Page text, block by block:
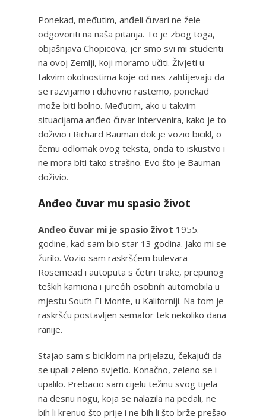
Ponekad, međutim, anđeli čuvari ne žele
odgovoriti na naša pitanja. To je zbog toga,
objašnjava Chopicova, jer smo svi mi studenti
na ovoj Zemlji, koji moramo učiti. Živjeti u
takvim okolnostima koje od nas zahtijevaju da
se razvijamo i duhovno rastemo, ponekad
može biti bolno. Međutim, ako u takvim
situacijama anđeo čuvar intervenira, kako je to
doživio i Richard Bauman dok je vozio bicikl, o
čemu odlomak ovog teksta, onda to iskustvo i
ne mora biti tako strašno. Evo što je Bauman
doživio.
Anđeo čuvar mu spasio život
Anđeo čuvar mi je spasio život 1955.
godine, kad sam bio star 13 godina. Jako mi se
žurilo. Vozio sam raskršćem bulevara
Rosemead i autoputa s četiri trake, prepunog
teških kamiona i jurećih osobnih automobila u
mjestu South El Monte, u Kaliforniji. Na tom je
raskršću postavljen semafor tek nekoliko dana
ranije.
Stajao sam s biciklom na prijelazu, čekajući da
se upali zeleno svjetlo. Konačno, zeleno se i
upalilo. Prebacio sam cijelu težinu svog tijela
na desnu nogu, koja se nalazila na pedali, ne
bih li krenuo što prije i ne bih li što brže prešao